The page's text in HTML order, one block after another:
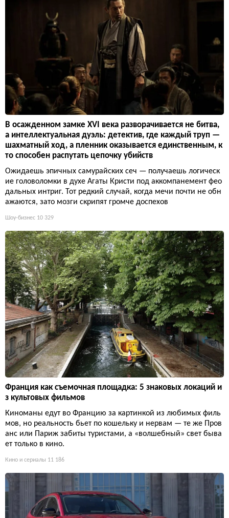
В осажденном замке XVI века разворачивается не битва,
а интеллектуальная дуэль: детектив, где каждый труп —
шахматный ход, а пленник оказывается единственным, к
то способен распутать цепочку убийств
Ожидаешь эпичных самурайских сеч — получаешь логическ
ие головоломки в духе Агаты Кристи под аккомпанемент фео
дальных интриг. Тот редкий случай, когда мечи почти не обн
ажаются, зато мозги скрипят громче доспехов
Шоу-бизнес 10 329
Франция как съемочная площадка: 5 знаковых локаций и
з культовых фильмов
Киноманы едут во Францию за картинкой из любимых филь
мов, но реальность бьет по кошельку и нервам — те же Пров
анс или Париж забиты туристами, а «волшебный» свет быва
ет только в кино.
Кино и сериалы 11 186